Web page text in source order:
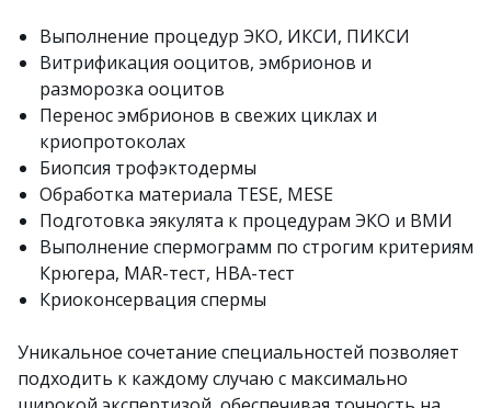
Выполнение процедур ЭКО, ИКСИ, ПИКСИ
Витрификация ооцитов, эмбрионов и
разморозка ооцитов
Перенос эмбрионов в свежих циклах и
криопротоколах
Биопсия трофэктодермы
Обработка материала TESE, MESE
Подготовка эякулята к процедурам ЭКО и ВМИ
Выполнение спермограмм по строгим критериям
Крюгера, MAR-тест, HBA-тест
Криоконсервация спермы
Уникальное сочетание специальностей позволяет
подходить к каждому случаю с максимально